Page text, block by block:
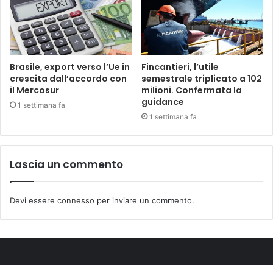
Brasile, export verso l’Ue in
crescita dall’accordo con
il Mercosur
1 settimana fa
Fincantieri, l’utile
semestrale triplicato a 102
milioni. Confermata la
guidance
1 settimana fa
Lascia un commento
Devi essere connesso per inviare un commento.